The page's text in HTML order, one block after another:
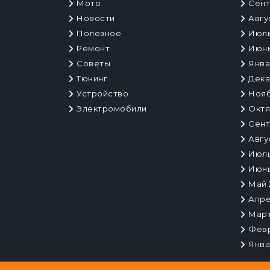
Мото
Новости
Полезное
Ремонт
Советы
Тюнинг
Устройство
Электромобили
Май